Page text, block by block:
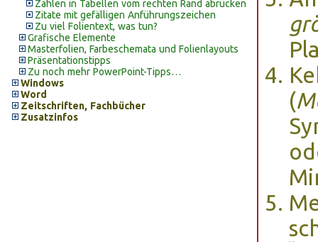
Zahlen in Tabellen vom rechten Rand abrücken
Zitate mit gefälligen Anführungszeichen
Zu viel Folientext, was tun?
Grafische Elemente
Masterfolien, Farbeschemata und Folienlayouts
Präsentationstipps
Zu noch mehr PowerPoint-Tipps…
Windows
Word
Zeitschriften, Fachbücher
Zusatzinfos
(